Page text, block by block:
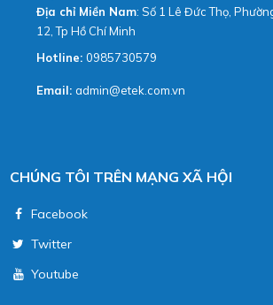
Địa chỉ Miền Nam: Số 1 Lê Đức Thọ,
12, Tp Hồ Chí Minh
Hotline: 0985730579
Email: admin@etek.com.vn
CHÚNG TÔI TRÊN MẠNG XÃ HỘI
Facebook
Twitter
Youtube